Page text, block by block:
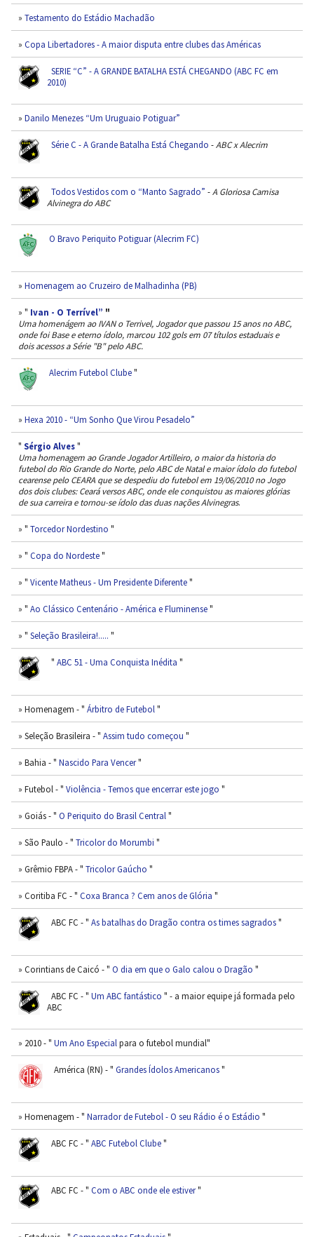
» Testamento do Estádio Machadão
» Copa Libertadores - A maior disputa entre clubes das Américas
SERIE “C” - A GRANDE BATALHA ESTÁ CHEGANDO (ABC FC em
2010)
» Danilo Menezes “Um Uruguaio Potiguar”
Série C - A Grande Batalha Está Chegando -ABC x Alecrim
Todos Vestidos com o “Manto Sagrado” -A Gloriosa Camisa
Alvinegra do ABC
O Bravo Periquito Potiguar (Alecrim FC)
» Homenagem ao Cruzeiro de Malhadinha (PB)
» " Ivan - O Terrível” "
Uma homenágem ao IVAN o Terrivel, Jogador que passou 15 anos no ABC,
onde foi Base e eterno ídolo, marcou 102 gols em 07 títulos estaduais e
dois acessos a Série "B" pelo ABC.
Alecrim Futebol Clube"
» Hexa 2010 - “Um Sonho Que Virou Pesadelo”
" Sérgio Alves"
Uma homenagem ao Grande Jogador Artilleiro, o maior da historia do
futebol do Rio Grande do Norte, pelo ABC de Natal e maior ídolo do futebol
cearense pelo CEARA que se despediu do futebol em 19/06/2010 no Jogo
dos dois clubes: Ceará versos ABC, onde ele conquistou as maiores glórias
de sua carreira e tornou-se ídolo das duas nações Alvinegras.
» " Torcedor Nordestino "
» " Copa do Nordeste"
» " Vicente Matheus - Um Presidente Diferente"
» " Ao Clássico Centenário - América e Fluminense"
» " Seleção Brasileira!..... "
" ABC 51 - Uma Conquista Inédita "
» Homenagem - " Árbitro de Futebol "
» Seleção Brasileira - " Assim tudo começou "
» Bahia - " Nascido Para Vencer"
» Futebol - " Violência - Temos que encerrar este jogo "
» Goiás - " O Periquito do Brasil Central "
» São Paulo - " Tricolor do Morumbi "
» Grêmio FBPA - " Tricolor Gaúcho "
» Coritiba FC - " Coxa Branca ? Cem anos de Glória "
ABC FC - " As batalhas do Dragão contra os times sagrados"
» Corintians de Caicó - " O dia em que o Galo calou o Dragão "
ABC FC - " Um ABC fantástico " - a maior equipe já formada pelo
ABC
» 2010 - " Um Ano Especial para o futebol mundial"
América (RN) - " Grandes Ídolos Americanos"
» Homenagem - " Narrador de Futebol - O seu Rádio é o Estádio "
ABC FC - " ABC Futebol Clube"
ABC FC - " Com o ABC onde ele estiver"